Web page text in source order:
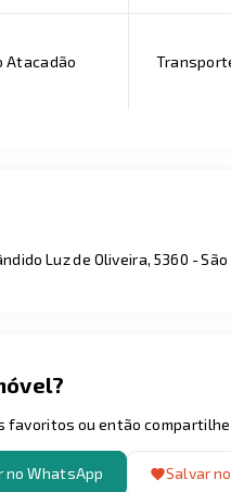
Atacadão
Luz de Oliveira, 5360 -
favoritos ou então
no WhatsApp Salvar